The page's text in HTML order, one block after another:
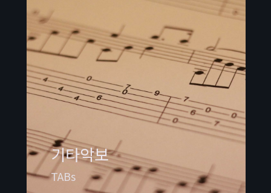
기타악보
TABs